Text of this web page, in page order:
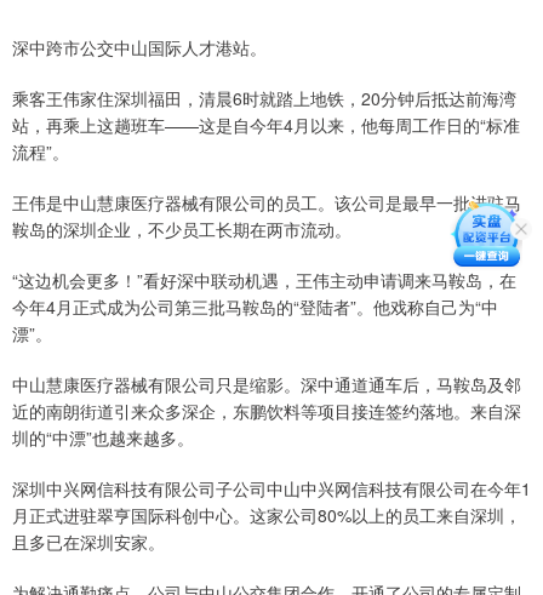
深中跨市公交中山国际人才港站。
乘客王伟家住深圳福田，清晨6时就踏上地铁，20分钟后抵达前海湾
站，再乘上这趟班车——这是自今年4月以来，他每周工作日的“标准
流程”。
王伟是中山慧康医疗器械有限公司的员工。该公司是最早一批进驻马
鞍岛的深圳企业，不少员工长期在两市流动。
“这边机会更多！”看好深中联动机遇，王伟主动申请调来马鞍岛，在
今年4月正式成为公司第三批马鞍岛的“登陆者”。他戏称自己为“中
漂”。
中山慧康医疗器械有限公司只是缩影。深中通道通车后，马鞍岛及邻
近的南朗街道引来众多深企，东鹏饮料等项目接连签约落地。来自深
圳的“中漂”也越来越多。
深圳中兴网信科技有限公司子公司中山中兴网信科技有限公司在今年1
月正式进驻翠亨国际科创中心。这家公司80%以上的员工来自深圳，
且多已在深圳安家。